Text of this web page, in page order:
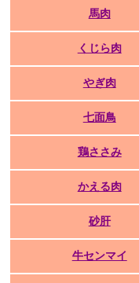
馬肉
くじら肉
やぎ肉
七面鳥
鶏ささみ
かえる肉
砂肝
牛センマイ